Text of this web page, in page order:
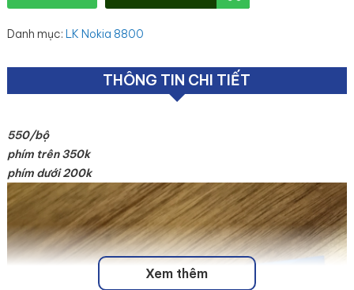
Danh mục: LK Nokia 8800
THÔNG TIN CHI TIẾT
550/bộ
phím trên 350k
phím dưới 200k
Xem thêm